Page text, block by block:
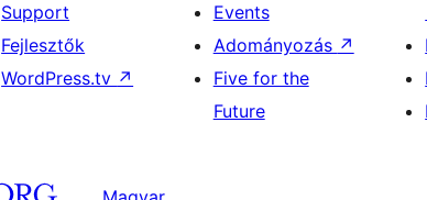
Support
Fejlesztők
WordPress.tv ↗
Events
Adományozás ↗
Five for the
Future